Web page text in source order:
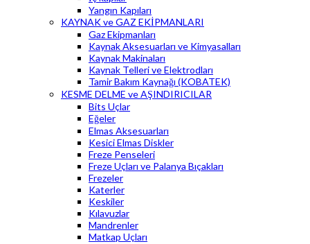
Yangın Kapıları
KAYNAK ve GAZ EKİPMANLARI
Gaz Ekipmanları
Kaynak Aksesuarları ve Kimyasalları
Kaynak Makinaları
Kaynak Telleri ve Elektrodları
Tamir Bakım Kaynağı (KOBATEK)
KESME DELME ve AŞINDIRICILAR
Bits Uçlar
Eğeler
Elmas Aksesuarları
Kesici Elmas Diskler
Freze Penseleri
Freze Uçları ve Palanya Bıçakları
Frezeler
Katerler
Keskiler
Kılavuzlar
Mandrenler
Matkap Uçları